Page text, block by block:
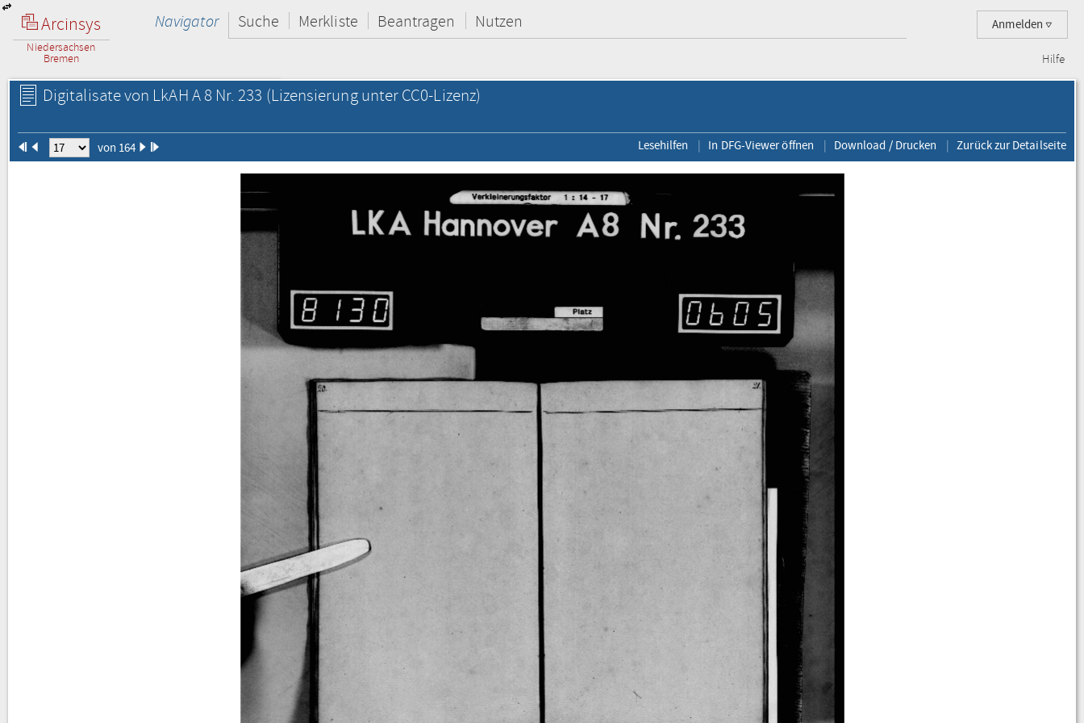
Arcinsys
Niedersachsen
Bremen
Anmelden
Navigator Suche Merkliste Beantragen Nutzen
Hilfe
Digitalisate von LkAH A 8 Nr. 233 (Lizensierung unter CC0-Lizenz)
von 164 Lesehilfen In DFG-Viewer öffnen Download / Drucken Zurück zur Detailseite